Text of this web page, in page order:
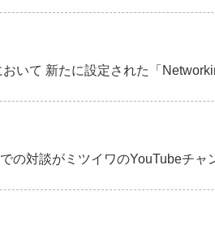
いて 新たに設定された「
の対談がミツイワのYouTubeチャ